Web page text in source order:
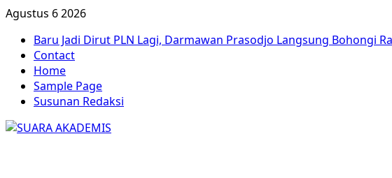
Skip
content
Agustus 6 2026
Baru Jadi Dirut PLN Lagi, Darmawan Prasodjo Langsung Bohongi
Contact
Home
Sample Page
Susunan Redaksi